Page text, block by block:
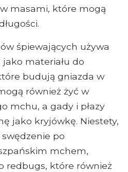
masami, które mogą
śpiewających używa
materiału do
budują gniazda w
również żyć w
mchu, a gady i płazy
jako kryjówkę. Niestety,
po
mchem,
redbugs, które również